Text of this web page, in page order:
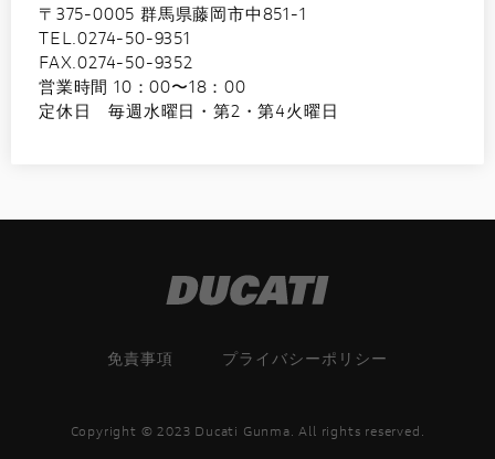
〒375-0005 群馬県藤岡市中851-1
TEL.0274-50-9351
FAX.0274-50-9352
営業時間 10：00〜18：00
定休日 毎週水曜日・第2・第4火曜日
免責事項 プライバシーポリシー
Copyright © 2023 Ducati Gunma. All rights reserved.